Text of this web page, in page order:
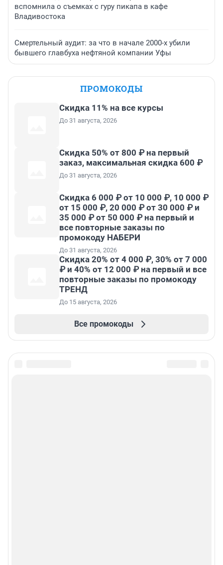
вспомнила о съемках с гуру пикапа в кафе
Владивостока
Смертельный аудит: за что в начале 2000-х убили
бывшего главбуха нефтяной компании Уфы
ПРОМОКОДЫ
Скидка 11% на все курсы
До 31 августа, 2026
Скидка 50% от 800 ₽ на первый
заказ, максимальная скидка 600 ₽
До 31 августа, 2026
Скидка 6 000 ₽ от 10 000 ₽, 10 000 ₽
от 15 000 ₽, 20 000 ₽ от 30 000 ₽ и
35 000 ₽ от 50 000 ₽ на первый и
все повторные заказы по
промокоду НАБЕРИ
До 31 августа, 2026
Скидка 20% от 4 000 ₽, 30% от 7 000
₽ и 40% от 12 000 ₽ на первый и все
повторные заказы по промокоду
ТРЕНД
До 15 августа, 2026
Все промокоды